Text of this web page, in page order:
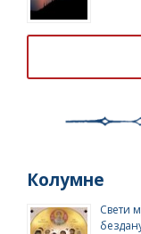
Колумне
Свети